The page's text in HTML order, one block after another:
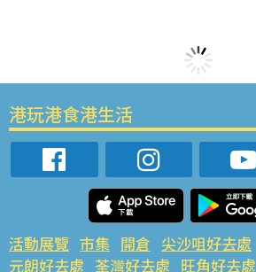
港玩港食港生活
活動展覽 市集 開倉 尖沙咀好去處
元朗好去處 荃灣好去處 旺角好去處